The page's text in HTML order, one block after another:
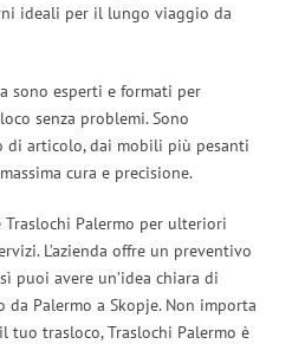
ideali per il lungo viaggio da
sono esperti e formati per
senza problemi. Sono
articolo, dai mobili più pesanti
cura e precisione.
Palermo per ulteriori
L’azienda offre un preventivo
puoi avere un’idea chiara di
Palermo a Skopje. Non importa
tuo trasloco, Traslochi Palermo è